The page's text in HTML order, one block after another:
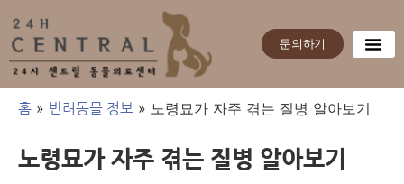
문의하기
홈 » 반려동물 정보 » 노령묘가 자주 겪는 질병 알아보기
노령묘가 자주 겪는 질병 알아보기